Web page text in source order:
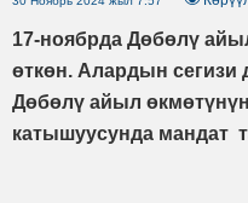
17-ноябрда Дөбөлү
өткөн. Алардын
Дөбөлү айыл
катышуусунда мандат